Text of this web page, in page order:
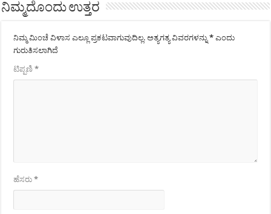
ನಿಮ್ಮದೊಂದು ಉತ್ತರ
ನಿಮ್ಮ ಮಿಂಚೆ ವಿಳಾಸ ಎಲ್ಲೂ ಪ್ರಕಟವಾಗುವುದಿಲ್ಲ. ಅತ್ಯಗತ್ಯ ವಿವರಗಳನ್ನು* ಎಂದು
ಗುರುತಿಸಲಾಗಿದೆ
ಟಿಪ್ಪಣಿ*
ಹೆಸರು*